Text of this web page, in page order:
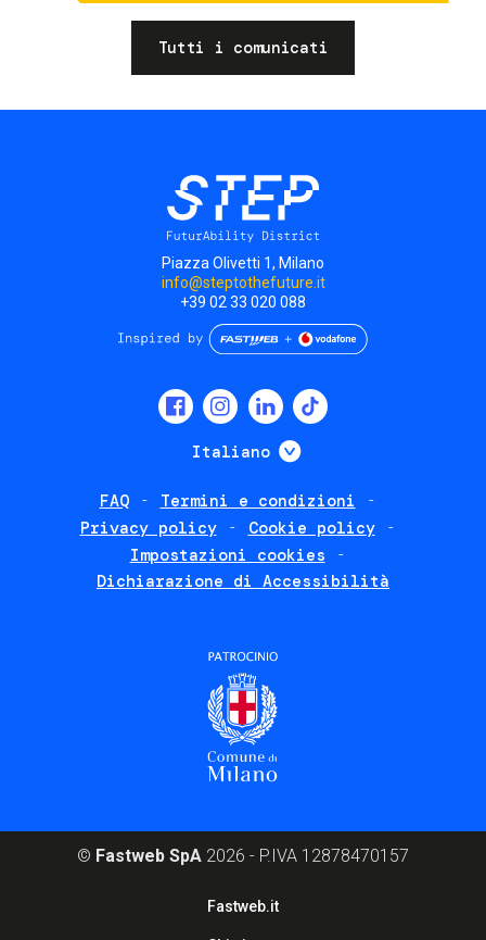
Tutti i comunicati
Piazza Olivetti 1, Milano
info@steptothefuture.it
+39 02 33 020 088
Italiano Mostra ulteriori
FAQ
Termini e condizioni
Privacy policy
Cookie policy
Impostazioni cookies
Dichiarazione di Accessibilità
© Fastweb SpA 2026 - P.IVA 12878470157
Fastweb.it